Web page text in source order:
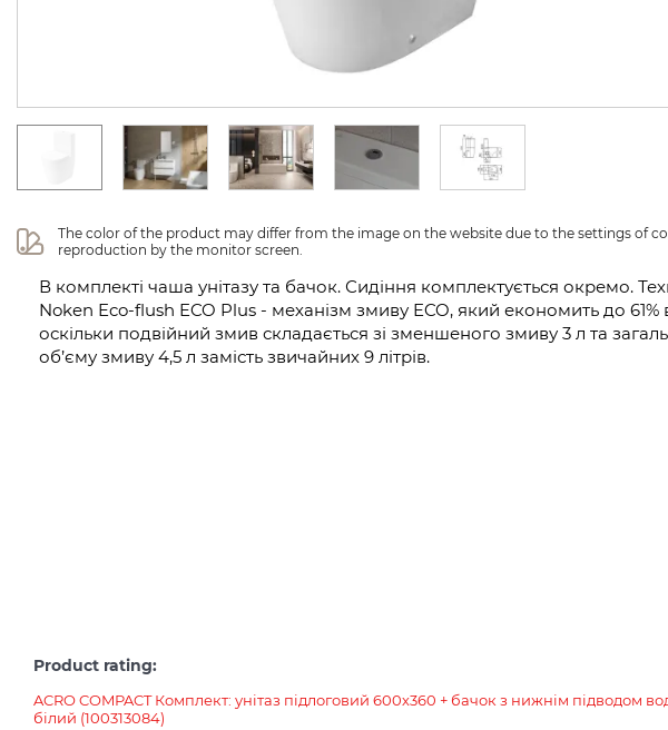
The color of the product may differ from the image on the website due to the settings of
reproduction by the monitor screen.
В комплекті чаша унітазу та бачок. Сидіння комплектується окремо.
Noken Eco-flush ECO Plus - механізм змиву ECO, який економить до 61%
оскільки подвійний змив складається зі зменшеного змиву 3 л та
об’єму змиву 4,5 л замість звичайних 9 літрів.
Product rating:
ACRO COMPACT Комплект: унітаз підлоговий 600х360 + бачок з нижнім підводом
білий (100313084)